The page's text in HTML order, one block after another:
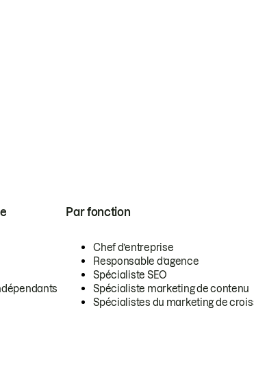
Par fonction
Chef d’entreprise
Responsable d’agence
Spécialiste SEO
Spécialiste marketing de contenu
Spécialistes du marketing de